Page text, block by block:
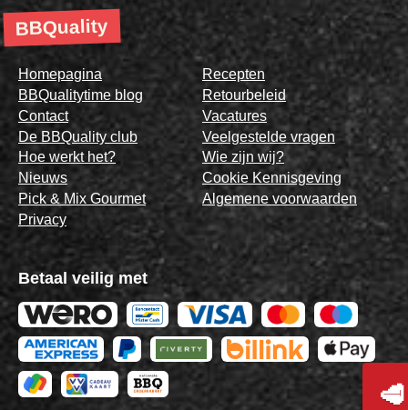
BBQuality
Homepagina
BBQualitytime blog
Contact
De BBQuality club
Hoe werkt het?
Nieuws
Pick & Mix Gourmet
Privacy
Recepten
Retourbeleid
Vacatures
Veelgestelde vragen
Wie zijn wij?
Cookie Kennisgeving
Algemene voorwaarden
Betaal veilig met
🥩